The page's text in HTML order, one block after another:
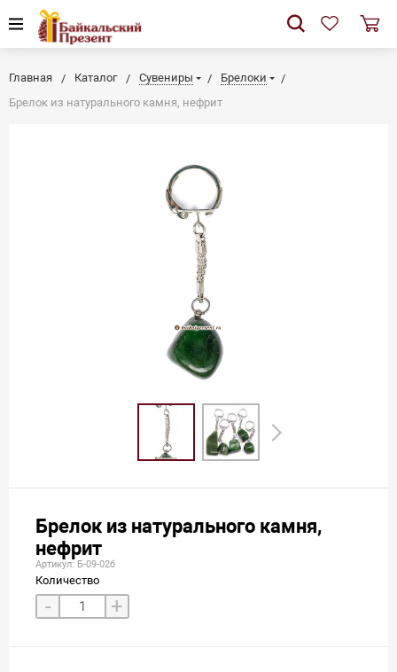
Главная Каталог Сувениры
Брелоки
Брелок из натурального камня, нефрит
Брелок из натурального камня,
нефрит
Артикул: Б-09-02б
Количество
- +